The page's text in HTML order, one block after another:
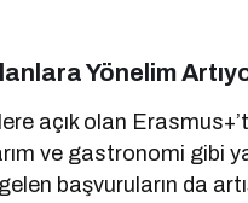
Yönelim
açık olan
ve gastronomi gibi
başvuruların da